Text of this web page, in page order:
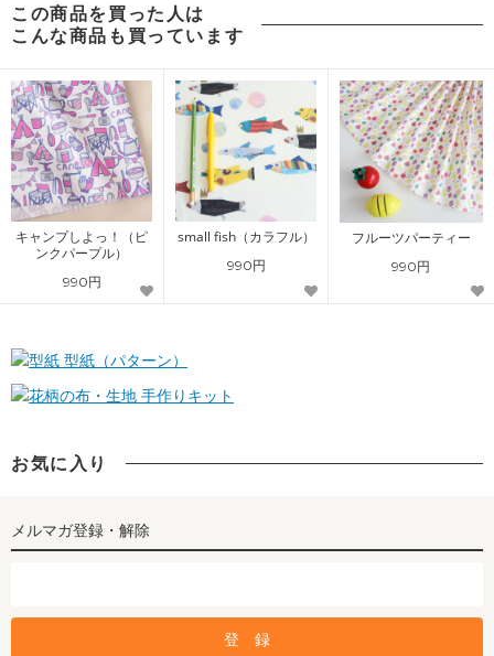
この商品を買った人は
こんな商品も買っています
キャンプしよっ！（ピ
ンクパープル）
990円
small fish（カラフル）
990円
フルーツパーティー
990円
型紙（パターン）
手作りキット
お気に入り
メルマガ登録・解除